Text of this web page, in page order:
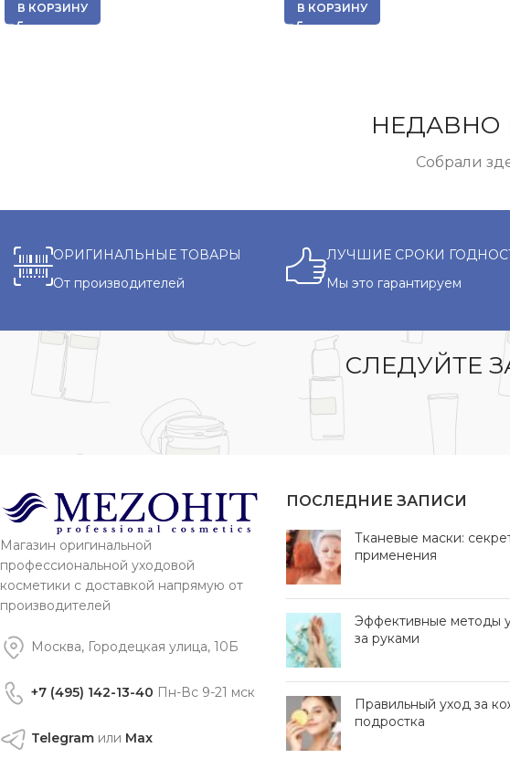
В КОРЗИНУ В КОРЗИНУ
НЕДАВНО
Собрали
ОРИГИНАЛЬНЫЕ ТОВАРЫ
От производителей
ЛУЧШИЕ СРОКИ
Мы это гарантируем
СЛЕДУЙТЕ
Магазин оригинальной
профессиональной уходовой
косметики с доставкой напрямую от
производителей
Москва, Городецкая улица, 10Б
+7 (495) 142-13-40 Пн-Вс 9-21 мск
Telegram или Max
ПОСЛЕДНИЕ ЗАПИСИ
Тканевые маски:
применения
Эффективные методы
за руками
Правильный уход за
подростка